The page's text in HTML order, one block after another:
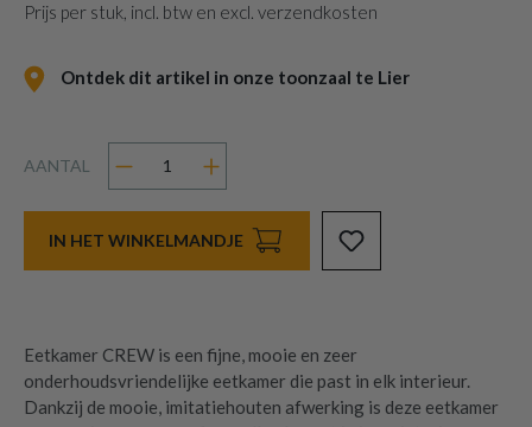
Prijs per stuk, incl. btw en excl. verzendkosten
Ontdek dit artikel in onze toonzaal te Lier
AANTAL
IN HET WINKELMANDJE
Eetkamer CREW is een fijne, mooie en zeer
onderhoudsvriendelijke eetkamer die past in elk interieur.
Dankzij de mooie, imitatiehouten afwerking is deze eetkamer